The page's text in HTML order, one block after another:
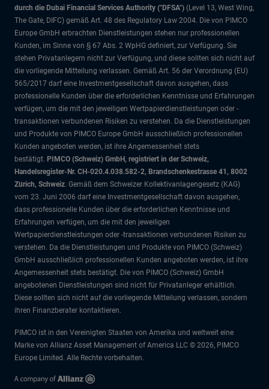
durch die Dubai Financial Services Authority ("DFSA") (Level 13, West Wing,
The Gate, DIFC) gemäß Art. 48 des Regulatory Law 2004. Die von PIMCO
Europe GmbH erbrachten Dienstleistungen stehen nur professionellen
Kunden, im Sinne von § 67 Abs. 2 WpHG definiert, zur Verfügung. Sie
stehen Privatanlegern nicht zur Verfügung, und diese sollten sich nicht auf
die vorliegende Mitteilung verlassen. Gemäß Art. 56 der Verordnung (EU)
565/2017 darf eine Investmentgesellschaft davon ausgehen, dass
professionelle Kunden über die erforderlichen Kenntnisse und Erfahrungen
verfügen, um die mit den jeweiligen Wertpapierdienstleistungen oder -
transaktionen verbundenen Risiken zu verstehen. Da die Dienstleistungen
und Produkte von PIMCO Europe GmbH ausschließlich professionellen
Kunden angeboten werden, ist ihre Angemessenheit stets
bestätigt. PIMCO (Schweiz) GmbH, registriert in der Schweiz,
Handelsregister-Nr. CH-020.4.038.582-2, Brandschenkestrasse 41, 8002
Zürich, Schweiz. Gemäß dem Schweizer Kollektivanlagengesetz (KAG)
vom 23. Juni 2006 darf eine Investmentgesellschaft davon ausgehen,
dass professionelle Kunden über die erforderlichen Kenntnisse und
Erfahrungen verfügen, um die mit den jeweiligen
Wertpapierdienstleistungen oder -transaktionen verbundenen Risiken zu
verstehen. Da die Dienstleistungen und Produkte von PIMCO (Schweiz)
GmbH ausschließlich professionellen Kunden angeboten werden, ist ihre
Angemessenheit stets bestätigt. Die von PIMCO (Schweiz) GmbH
angebotenen Dienstleistungen sind nicht für Privatanleger erhältlich.
Diese sollten sich nicht auf die vorliegende Mitteilung verlassen, sondern
ihren Finanzberater kontaktieren.
PIMCO ist in den Vereinigten Staaten von Amerika und weltweit eine
Marke von Allianz Asset Management of America LLC © 2026, PIMCO
Europe Limited. Alle Rechte vorbehalten.